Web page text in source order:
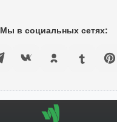
Мы в социальных сетях: